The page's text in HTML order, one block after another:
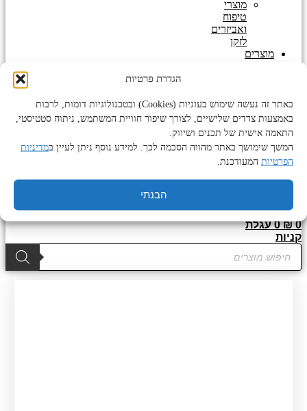
הגדרת פרטיות
באתר זה נעשה שימוש בעוגיות (Cookies) ובטכנולוגיות דומות, לרבות
באמצעות צדדים שלישיים, לצורך שיפור חוויית המשתמש, ניתוח סטטיסטי,
התאמה אישית של תכנים ושיווק.
המשך שימושך באתר מהווה הסכמה לכך. למידע נוסף ניתן לעיין במדיניות
הפרטיות המעודכנת.
הבנתי
מוצרי
טיפוח
ואביזרים
לזקן
מוצרים
לגוף
ולפנים
מוצרי
פדיקור
מניקור
שעוות
לגוף
₪0
0 עגלת
קניות
Products
search